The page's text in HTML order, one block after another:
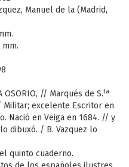
Manuel de la (Madrid,
mm.
OSORIO, // Marqués de S.ta
Militar; excelente Escritor en
Nació en Veiga en 1684. // y
dibuxó. / B. Vazquez lo
quinto cuaderno.